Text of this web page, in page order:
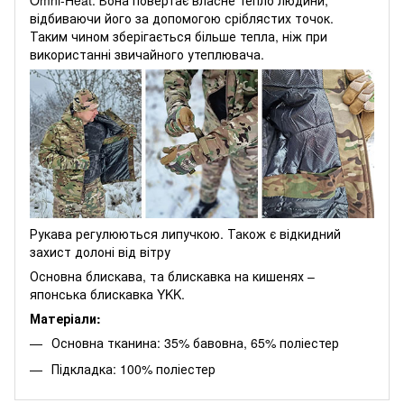
відбиваючи його за допомогою сріблястих точок.
Таким чином зберігається більше тепла, ніж при
використанні звичайного утеплювача.
Рукава регулюються липучкою. Також є відкидний
захист долоні від вітру
Основна блискава, та блискавка на кишенях –
японська блискавка YKK.
Матеріали:
Основна тканина: 35% бавовна, 65% поліестер
Підкладка: 100% поліестер